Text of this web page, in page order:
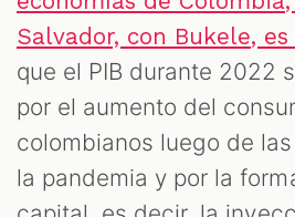
Salvador, con Bukele,
que el PIB durante 2022
por el aumento del
colombianos luego de
la pandemia y por la